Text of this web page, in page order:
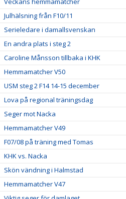
Julhälsning från F10/11
Serieledare i damallsvenskan
En andra plats i steg 2
Caroline Månsson tillbaka i KHK
Hemmamatcher V50
USM steg 2 F14 14-15 december
Lova på regional träningsdag
Seger mot Nacka
Hemmamatcher V49
F07/08 på träning med Tomas
KHK vs. Nacka
Skön vändning i Halmstad
Hemmamatcher V47